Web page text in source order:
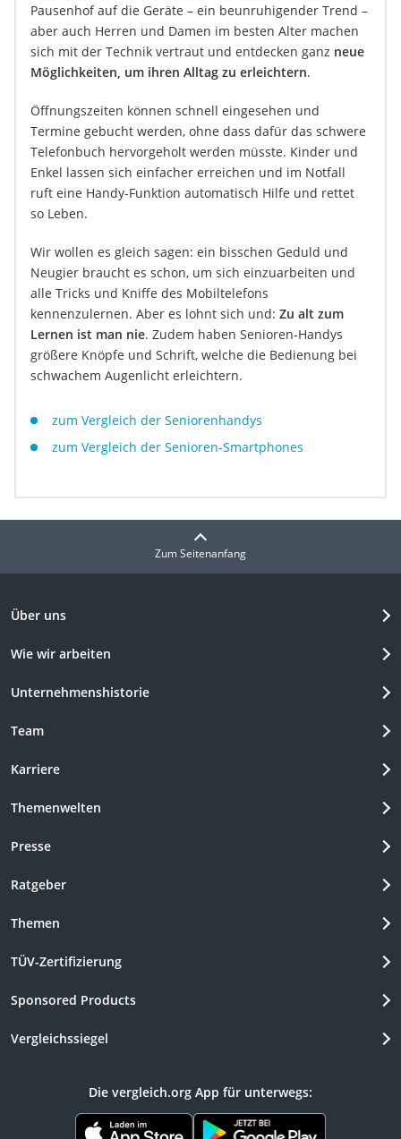
Pausenhof auf die Geräte – ein beunruhigender Trend –
aber auch Herren und Damen im besten Alter machen
sich mit der Technik vertraut und entdecken ganz neue
Möglichkeiten, um ihren Alltag zu erleichtern.
Öffnungszeiten können schnell eingesehen und
Termine gebucht werden, ohne dass dafür das schwere
Telefonbuch hervorgeholt werden müsste. Kinder und
Enkel lassen sich einfacher erreichen und im Notfall
ruft eine Handy-Funktion automatisch Hilfe und rettet
so Leben.
Wir wollen es gleich sagen: ein bisschen Geduld und
Neugier braucht es schon, um sich einzuarbeiten und
alle Tricks und Kniffe des Mobiltelefons
kennenzulernen. Aber es lohnt sich und: Zu alt zum
Lernen ist man nie. Zudem haben Senioren-Handys
größere Knöpfe und Schrift, welche die Bedienung bei
schwachem Augenlicht erleichtern.
zum Vergleich der Seniorenhandys
zum Vergleich der Senioren-Smartphones
Zum Seitenanfang
Über uns
Wie wir arbeiten
Unternehmenshistorie
Team
Karriere
Themenwelten
Presse
Ratgeber
Themen
TÜV-Zertifizierung
Sponsored Products
Vergleichssiegel
Die vergleich.org App für unterwegs: